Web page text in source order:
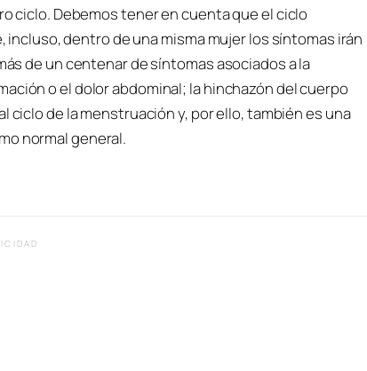
ciclo. Debemos tener en cuenta que el ciclo
dentro de una misma mujer los síntomas irán
de un centenar de síntomas asociados a la
o el dolor abdominal; la hinchazón del cuerpo
de la menstruación y, por ello, también es una
normal general.